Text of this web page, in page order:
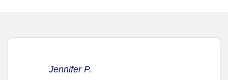
Jennifer P.